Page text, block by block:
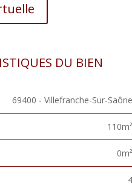
DU BIEN
69400 - Villefranche-Sur-Saône
110m²
0m²
4